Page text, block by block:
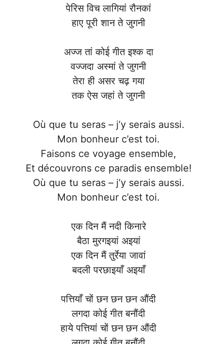
पेरिस विच लागियां रौनकां
हाए पूरी शान ते जुगनी
अज्ज तां कोई गीत इश्क दा
वज्जदा अस्मां ते जुगनी
तेरा ही असर चढ़ गया
तक ऐस जहां ते जुगनी
Où que tu seras – j’y serais aussi.
Mon bonheur c’est toi.
Faisons ce voyage ensemble,
Et découvrons ce paradis ensemble!
Où que tu seras – j’y serais aussi.
Mon bonheur c’est toi.
एक दिन मैं नदी किनारे
बैठा मुरगइयां अइयां
एक दिन मैं तुर्रेया जावां
बदली परछाइयाँ अइयाँ
पत्तियाँ चों छन छन छन औंदी
लगदा कोई गीत बनौंदी
हाये पत्तियां चों छन छन औंदी